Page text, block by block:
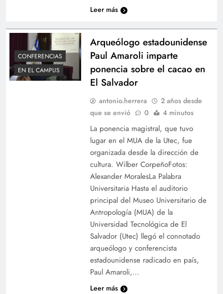
Leer más
CONFERENCIAS
EN EL CAMPUS
Arqueólogo estadounidense
Paul Amaroli imparte
ponencia sobre el cacao en
El Salvador
antonio.herrera
2 años desde
que se envió
0 4 minutos
La ponencia magistral, que tuvo
lugar en el MUA de la Utec, fue
organizada desde la dirección de
cultura. Wilber CorpeñoFotos:
Alexander MoralesLa Palabra
Universitaria Hasta el auditorio
principal del Museo Universitario de
Antropología (MUA) de la
Universidad Tecnológica de El
Salvador (Utec) llegó el connotado
arqueólogo y conferencista
estadounidense radicado en país,
Paul Amaroli,…
Leer más